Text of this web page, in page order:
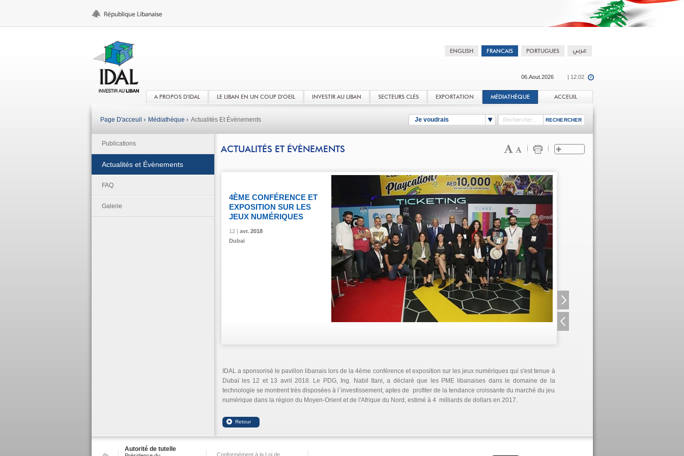
06.Aout.2026 | 12:02
A PROPOS D'IDAL LE LIBAN EN UN COUP D'OEIL INVESTIR AU LIBAN SECTEURS CLÉS EXPORTATION MÉDIATHÈQUE ACCEUIL
Je voudrais
Page D'acceuil › Médiathèque › Actualités Et Évènements
Publications
Actualités et Évènements
FAQ
Galerie
ACTUALITÉS ET ÉVÈNEMENTS
12 | avr.2018
4ÈME CONFÉRENCE ET
EXPOSITION SUR LES
JEUX NUMÉRIQUES
12 | avr.2018
Dubaï
12 | avr.2018
12 | avr.2018
IDAL a sponsorisé le pavillon libanais lors de la 4ème conférence et exposition sur les jeux numériques qui s'est tenue à
Dubaï les 12 et 13 avril 2018. Le PDG, Ing. Nabil Itani, a déclaré que les PME libanaises dans le domaine de la
technologie se montrent très disposées à l`investissement, aptes de profiter de la tendance croissante du marché du jeu
numérique dans la région du Moyen-Orient et de l'Afrique du Nord, estimé à 4 milliards de dollars en 2017.
Autorité de tutelle
Conformément à la Loi de